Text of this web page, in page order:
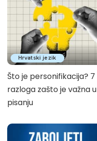
Hrvatski jezik
Što je personifikacija? 7
razloga zašto je važna u
pisanju